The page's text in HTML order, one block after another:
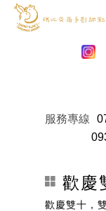
服務專線
歡慶
歡慶雙十，